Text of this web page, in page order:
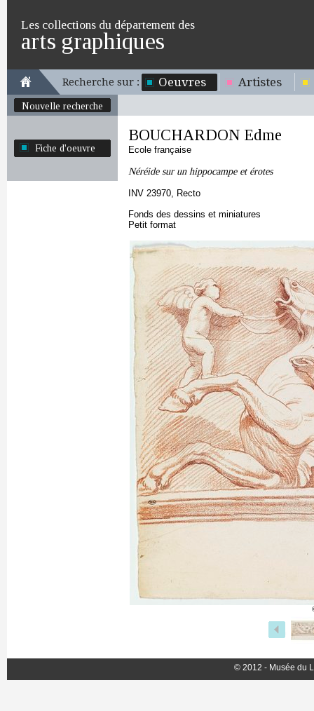
Les collections du département des
arts graphiques
Recherche sur : Oeuvres Artistes
Nouvelle recherche
Fiche d'oeuvre
BOUCHARDON Edme
Ecole française
Néréide sur un hippocampe et érotes
INV 23970, Recto
Fonds des dessins et miniatures
Petit format
© 2012 - Musée du